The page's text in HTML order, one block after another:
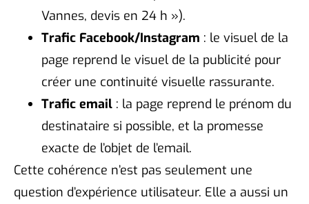
Vannes, devis en 24 h »).
Trafic Facebook/Instagram : le visuel de la
page reprend le visuel de la publicité pour
créer une continuité visuelle rassurante.
Trafic email : la page reprend le prénom du
destinataire si possible, et la promesse
exacte de l’objet de l’email.
Cette cohérence n’est pas seulement une
question d’expérience utilisateur. Elle a aussi un